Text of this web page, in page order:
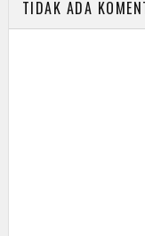
TIDAK ADA